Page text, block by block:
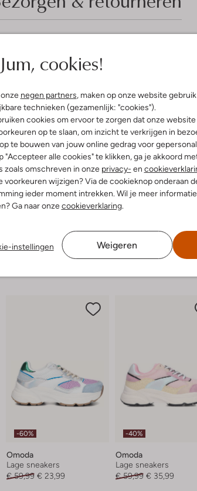
Jum, cookies!
negen partners, maken op onze website
technieken (gezamenlijk: "cookies").
cookies om ervoor te zorgen dat onze
op te slaan, om inzicht te verkrijgen in
te bouwen van jouw online gedrag voor
"Accepteer alle cookies" te klikken, ga je akkoord
zoals omschreven in onze privacy- en
voorkeuren wijzigen? Via de cookieknop onderaan
ieder moment intrekken. Wil je meer
Ga naar onzecookieverklaring.
instellingen Weigeren
& Pasvorm
Suède
Katoen
Rubber
Klittenband
Zool
Neus
voetbed:Ja
Ontdek de
avontuur.
uitneembare
spelen in het
pasvorm,
een stoere
BUNNIESJR,
-60%
Omoda
Lage sneakers
€ 59,99 € 23,99
-40%
Omoda
Lage sneakers
€ 59,99 € 35,99